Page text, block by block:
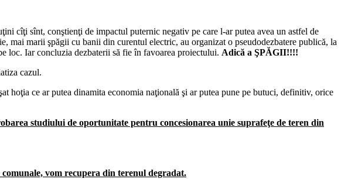
cîţi sînt, conştienţi de impactul puternic negativ pe care l-ar putea avea un astfel de
marii şpăgii cu banii din curentul electric, au organizat o pseudodezbatere publică, la
loc. Iar concluzia dezbaterii să fie în favoarea proiectului. Adică a ŞPĂGII!!!!
cazul.
hoţia ce ar putea dinamita economia naţională şi ar putea pune pe butuci, definitiv, orice
studiului de oportunitate pentru concesionarea unie suprafeţe de teren din
vom recupera din terenul degradat.